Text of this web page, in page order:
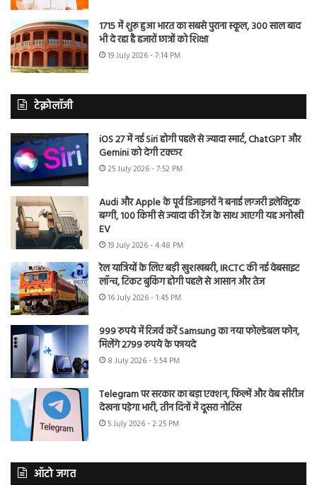
1715 में शुरू हुआ भारत का सबसे पुराना स्कूल, 300 साल बाद
भी दे रहा है हजारों छात्रों को शिक्षा
19 July 2026 - 7:14 PM
टेक्नोलॉजी
iOS 27 में नई Siri होगी पहले से ज्यादा स्मार्ट, ChatGPT और
Gemini को देगी टक्कर
25 July 2026 - 7:52 PM
Audi और Apple के पूर्व डिजाइनरों ने बनाई लग्जरी इलेक्ट्रिक
बग्गी, 100 किमी से ज्यादा की रेंज के साथ आएगी यह अनोखी
EV
19 July 2026 - 4:48 PM
रेल यात्रियों के लिए बड़ी खुशखबरी, IRCTC की नई वेबसाइट
लॉन्च, टिकट बुकिंग होगी पहले से आसान और तेज
16 July 2026 - 1:45 PM
999 रुपये में रिजर्व करें Samsung का नया फोल्डेबल फोन,
मिलेंगे 2799 रुपये के फायदे
8 July 2026 - 5:54 PM
Telegram पर सरकार का बड़ा एक्शन, फिल्में और वेब सीरीज
देखना पड़ेगा भारी, तीन दिनों में दूसरा नोटिस
5 July 2026 - 2:25 PM
ऑटो जगत